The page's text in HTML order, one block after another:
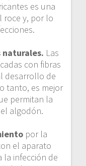
es una
roce y, por lo
naturales. Las
con fibras
desarrollo de
tanto, es mejor
permitan la
algodón.
por la
el aparato
la infección de